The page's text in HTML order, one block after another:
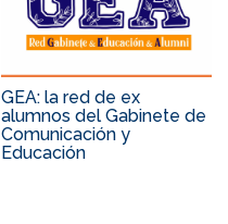
GEA: la red de ex
alumnos del Gabinete de
Comunicación y
Educación